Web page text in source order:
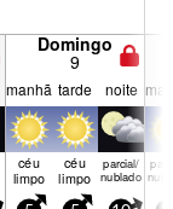
Domingo
9
manhã tarde noite
céu
limpo
céu
limpo
parcial/
nublado